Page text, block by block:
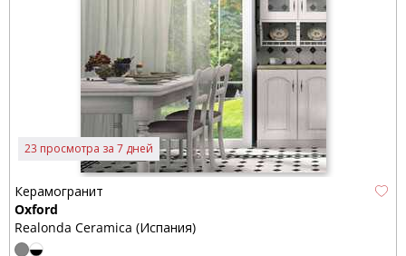
23 просмотра за 7 дней
Керамогранит
Oxford
Realonda Ceramica (Испания)